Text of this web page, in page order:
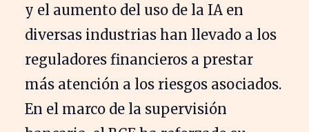
y el aumento del uso de la IA en
diversas industrias han llevado a los
reguladores financieros a prestar
más atención a los riesgos asociados.
En el marco de la supervisión